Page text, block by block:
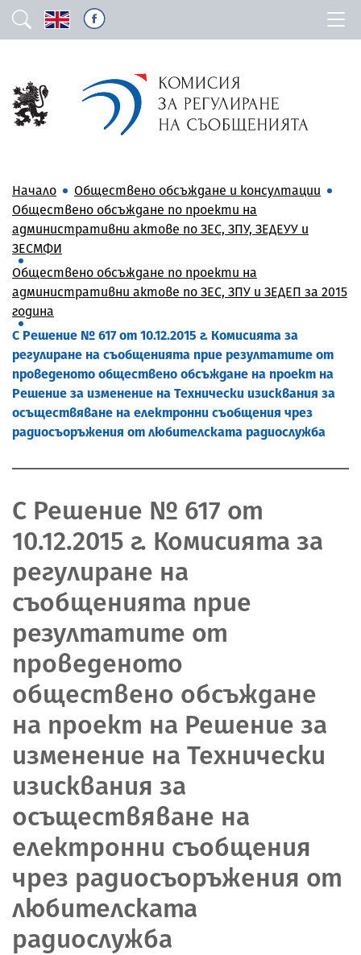
Начало
Обществено обсъждане и консултации
Обществено обсъждане по проекти на
административни актове по ЗЕС, ЗПУ, ЗЕДЕУУ и
ЗЕСМФИ
Обществено обсъждане по проекти на
административни актове по ЗЕС, ЗПУ и ЗЕДЕП за 2015
година
С Решение № 617 от 10.12.2015 г. Комисията за
регулиране на съобщенията прие резултатите от
проведеното обществено обсъждане на проект на
Решение за изменение на Технически изисквания за
осъществяване на електронни съобщения чрез
радиосъоръжения от любителската радиослужба
С Решение № 617 от
10.12.2015 г. Комисията за
регулиране на
съобщенията прие
резултатите от
проведеното
обществено обсъждане
на проект на Решение за
изменение на Технически
изисквания за
осъществяване на
електронни съобщения
чрез радиосъоръжения от
любителската
радиослужба